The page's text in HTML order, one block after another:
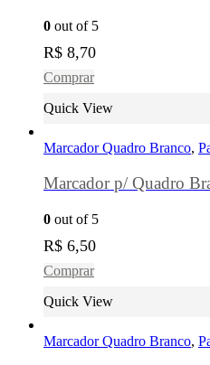
0 out of 5
R$ 8,70
Comprar
Quick View
Marcador Quadro Branco,
Marcador p/ Quadro
0 out of 5
R$ 6,50
Comprar
Quick View
Marcador Quadro Branco,